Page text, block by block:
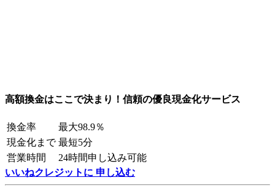
高額換金はここで決まり！信頼の優良現金化サービス
換金率
最大98.9％
現金化まで 最短5分
営業時間
24時間申し込み可能
いいねクレジットに 申し込む